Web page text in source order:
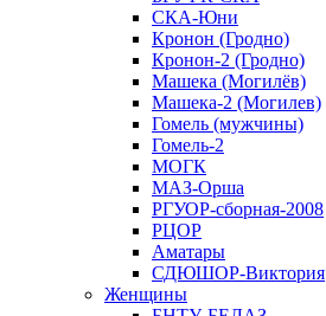
СКА-Юни
Кронон (Гродно)
Кронон-2 (Гродно)
Машека (Могилёв)
Машека-2 (Могилев)
Гомель (мужчины)
Гомель-2
МОГК
МАЗ-Орша
РГУОР-сборная-2008
РЦОР
Аматары
СДЮШОР-Виктория
Женщины